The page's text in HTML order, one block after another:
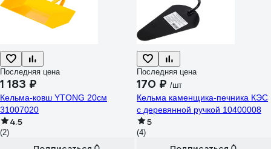
Последняя цена
1 183 ₽
Кельма-ковш YTONG 20см
31007020
4.5
(2)
Последняя цена
170 ₽ /шт
Кельма каменщика-печника КЭС
с деревянной ручкой 10400008
5
(4)